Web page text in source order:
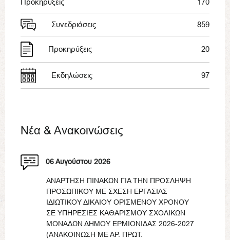
Συνεδριάσεις 859
Προκηρύξεις 20
Εκδηλώσεις 97
Νέα & Ανακοινώσεις
06 Αυγούστου 2026
ΑΝΑΡΤΗΣΗ ΠΙΝΑΚΩΝ ΓΙΑ ΤΗΝ ΠΡΟΣΛΗΨΗ
ΠΡΟΣΩΠΙΚΟΥ ΜΕ ΣΧΕΣΗ ΕΡΓΑΣΙΑΣ
ΙΔΙΩΤΙΚΟΥ ΔΙΚΑΙΟΥ ΟΡΙΣΜΕΝΟΥ ΧΡΟΝΟΥ
ΣΕ ΥΠΗΡΕΣΙΕΣ ΚΑΘΑΡΙΣΜΟΥ ΣΧΟΛΙΚΩΝ
ΜΟΝΑΔΩΝ ΔΗΜΟΥ ΕΡΜΙΟΝΙΔΑΣ 2026-2027
(ΑΝΑΚΟΙΝΩΣΗ ΜΕ ΑΡ. ΠΡΩΤ.